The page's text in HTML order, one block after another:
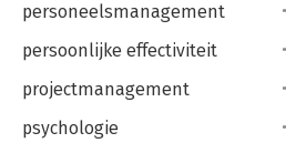
personeelsmanagement
persoonlijke effectiviteit
projectmanagement
psychologie